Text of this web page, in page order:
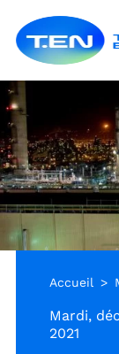
contenu
principal
Accueil
Mardi,
2021